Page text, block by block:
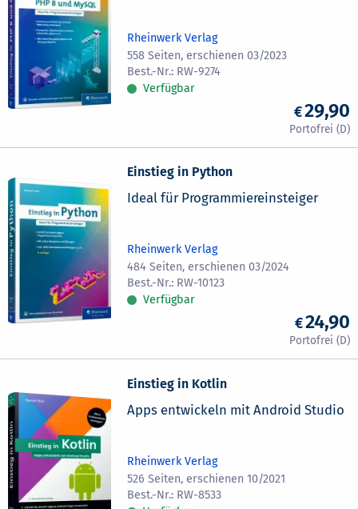
Rheinwerk Verlag
558 Seiten, erschienen 03/2023
RW-9274
Verfügbar
29,90
Einstieg in Python
Ideal für Programmiereinsteiger
Rheinwerk Verlag
484 Seiten, erschienen 03/2024
RW-10123
Verfügbar
24,90
Einstieg in Kotlin
Apps entwickeln mit Android Studio
Rheinwerk Verlag
526 Seiten, erschienen 10/2021
RW-8533